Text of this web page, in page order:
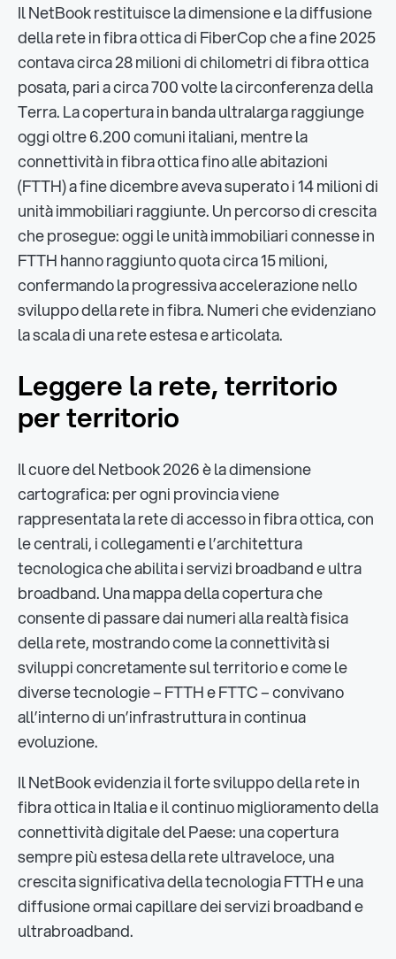
Il NetBook restituisce la dimensione e la diffusione
della rete in fibra ottica di FiberCop che a fine 2025
contava circa 28 milioni di chilometri di fibra ottica
posata, pari a circa 700 volte la circonferenza della
Terra. La copertura in banda ultralarga raggiunge
oggi oltre 6.200 comuni italiani, mentre la
connettività in fibra ottica fino alle abitazioni
(FTTH) a fine dicembre aveva superato i 14 milioni di
unità immobiliari raggiunte. Un percorso di crescita
che prosegue: oggi le unità immobiliari connesse in
FTTH hanno raggiunto quota circa 15 milioni,
confermando la progressiva accelerazione nello
sviluppo della rete in fibra. Numeri che evidenziano
la scala di una rete estesa e articolata.
Leggere la rete, territorio
per territorio
Il cuore del Netbook 2026 è la dimensione
cartografica: per ogni provincia viene
rappresentata la rete di accesso in fibra ottica, con
le centrali, i collegamenti e l’architettura
tecnologica che abilita i servizi broadband e ultra
broadband. Una mappa della copertura che
consente di passare dai numeri alla realtà fisica
della rete, mostrando come la connettività si
sviluppi concretamente sul territorio e come le
diverse tecnologie – FTTH e FTTC – convivano
all’interno di un’infrastruttura in continua
evoluzione.
Il NetBook evidenzia il forte sviluppo della rete in
fibra ottica in Italia e il continuo miglioramento della
connettività digitale del Paese: una copertura
sempre più estesa della rete ultraveloce, una
crescita significativa della tecnologia FTTH e una
diffusione ormai capillare dei servizi broadband e
ultrabroadband.